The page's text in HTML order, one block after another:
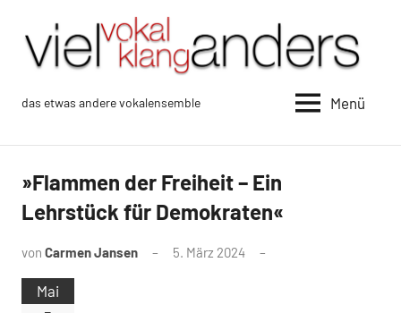
Inhalt
springen
viel
anders
das etwas andere vokalensemble Menü
»Flammen der Freiheit – Ein
Lehrstück für Demokraten«
von Carmen Jansen 5. März 2024
Mai